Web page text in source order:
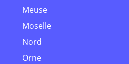
Meuse
Moselle
Nord
Orne